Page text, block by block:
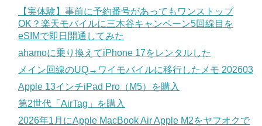
【実体験】事前に予約番号があってもワンストップ
OK？楽天モバイルに三木谷キャンペーン5回線目を
eSIMで即日開通してみた
ahamoに乗り換えてiPhone 17をレンタルした
メイン回線のUQ→ワイモバイルに移行したメモ 202603
Apple 13インチiPad Pro（M5）を購入
第2世代「AirTag」を購入
2026年1月にApple MacBook Air Apple M2をヤフオクで